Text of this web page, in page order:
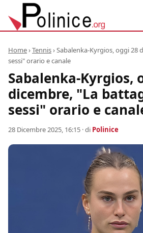
Home›Tennis›Sabalenka-Kyrgios, oggi 28
sessi" orario e canale
Sabalenka-Kyrgios,
dicembre, "La
sessi" orario e
28 Dicembre 2025, 16:15 · di Polinice